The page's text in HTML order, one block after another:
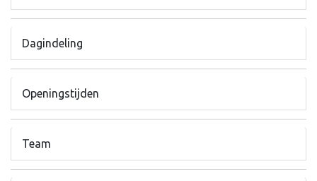
Dagindeling
Openingstijden
Team